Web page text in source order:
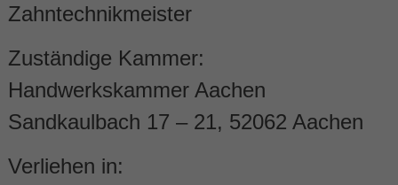
Zahntechnikmeister
Zuständige Kammer:
Handwerkskammer Aachen
Sandkaulbach 17 – 21, 52062 Aachen
Verliehen in: